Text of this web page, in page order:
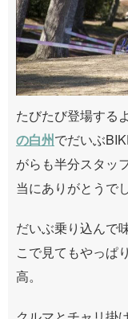
たびたび登場する
の白州でだいぶ
がらも半分スタッ
当にありがとうで
だいぶ乗り込んで
こで見てもやっぱ
高。